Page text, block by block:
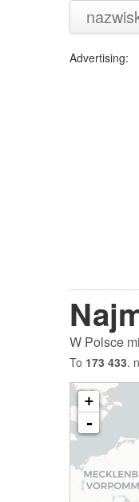
Advertising:
W Polsce
To 173 433.
+
-